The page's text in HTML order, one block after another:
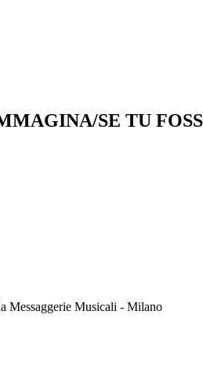
SE TU
Messaggerie Musicali - Milano